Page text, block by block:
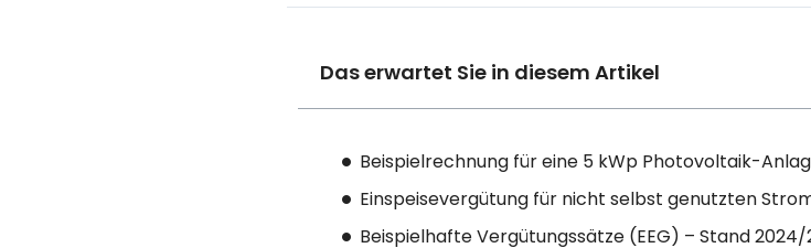
Das erwartet Sie in diesem Artikel
Beispielrechnung für eine 5 kWp Photovoltaik-
Einspeisevergütung für nicht selbst genutzten
Beispielhafte Vergütungssätze (EEG) – Stand 2024/